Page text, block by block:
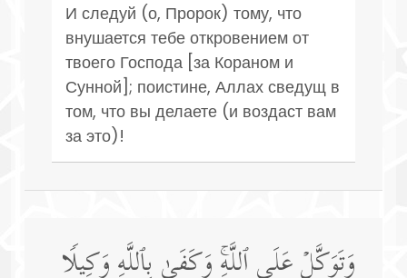
И следуй (о, Пророк) тому, что
внушается тебе откровением от
твоего Господа [за Кораном и
Сунной]; поистине, Аллах сведущ в
том, что вы делаете (и воздаст вам
за это)!
وَتَوَكَّلۡ عَلَى ٱللَّهِۚ وَكَفَىٰ بِٱللَّهِ وَكِیلࣰا